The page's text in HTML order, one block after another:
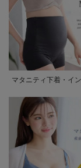
マタニティ下着・イ